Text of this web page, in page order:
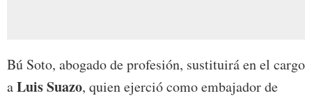
Bú Soto, abogado de profesión, sustituirá en el cargo
aLuis Suazo, quien ejerció como embajador de